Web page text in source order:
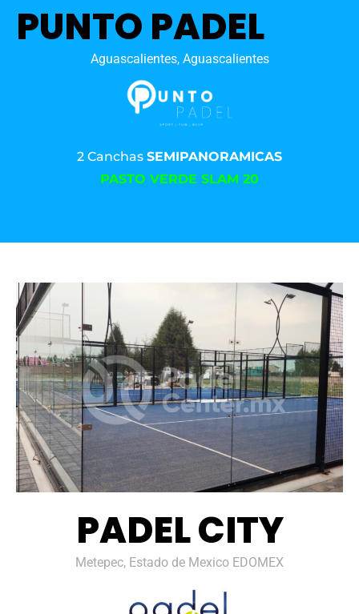
PUNTO PADEL
Aguascalientes, Aguascalientes
2 Canchas SEMIPANORAMICAS
PASTO VERDE SLAM 20
PADEL CITY
Metepec, Estado de Mexico EDOMEX